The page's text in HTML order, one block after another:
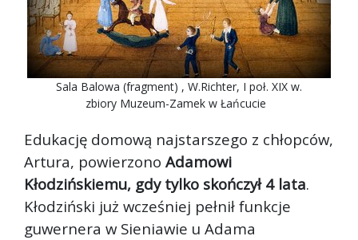
Sala Balowa (fragment) , W.Richter, I poł. XIX w.
zbiory Muzeum-Zamek w Łańcucie
Edukację domową najstarszego z chłopców,
Artura, powierzono Adamowi
Kłodzińskiemu, gdy tylko skończył 4 lata.
Kłodziński już wcześniej pełnił funkcje
guwernera w Sieniawie u Adama